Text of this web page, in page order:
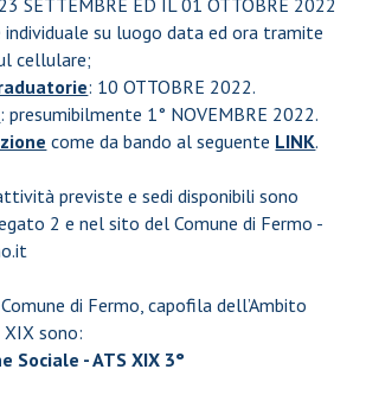
SETTEMBRE ED IL 01 OTTOBRE 2022
individuale su luogo data ed ora tramite
cellulare;
: 10 OTTOBRE 2022.
: presumibilmente 1° NOVEMBRE 2022.
come da bando al seguente LINK.
previste e sedi disponibili sono
2 e nel sito del Comune di Fermo -
di Fermo, capofila dell’Ambito
sono:
Sociale - ATS XIX 3°